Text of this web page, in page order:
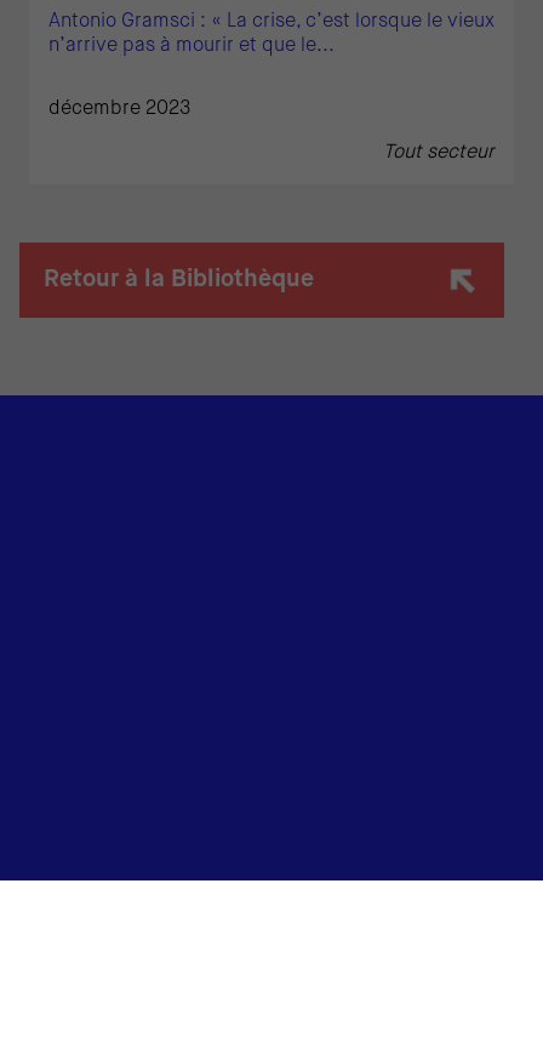
Antonio Gramsci : « La crise, c’est lorsque le vieux
n’arrive pas à mourir et que le...
décembre 2023
Tout secteur
Retour à la Bibliothèque